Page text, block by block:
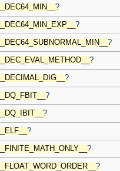
__DEC64_MIN__?
__DEC64_MIN_EXP__?
__DEC64_SUBNORMAL_MIN__?
__DEC_EVAL_METHOD__?
__DECIMAL_DIG__?
__DQ_FBIT__?
__DQ_IBIT__?
__ELF__?
__FINITE_MATH_ONLY__?
__FLOAT_WORD_ORDER__?